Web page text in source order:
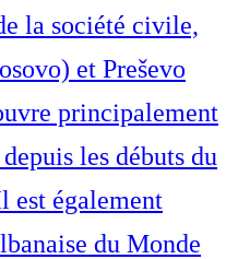
la société civile,
et Preševo
principalement
les débuts du
est également
du Monde